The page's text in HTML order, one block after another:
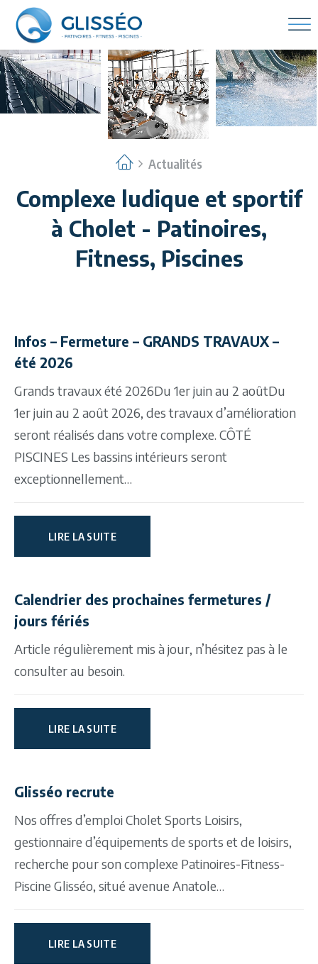
Actualités
Complexe ludique et sportif
à Cholet - Patinoires,
Fitness, Piscines
Infos – Fermeture – GRANDS TRAVAUX –
été 2026
Grands travaux été 2026Du 1er juin au 2 aoûtDu
1er juin au 2 août 2026, des travaux d’amélioration
seront réalisés dans votre complexe. CÔTÉ
PISCINES Les bassins intérieurs seront
exceptionnellement…
LIRE LA SUITE
Calendrier des prochaines fermetures /
jours fériés
Article régulièrement mis à jour, n’hésitez pas à le
consulter au besoin.
LIRE LA SUITE
Glisséo recrute
Nos offres d’emploi Cholet Sports Loisirs,
gestionnaire d’équipements de sports et de loisirs,
recherche pour son complexe Patinoires-Fitness-
Piscine Glisséo, situé avenue Anatole…
LIRE LA SUITE